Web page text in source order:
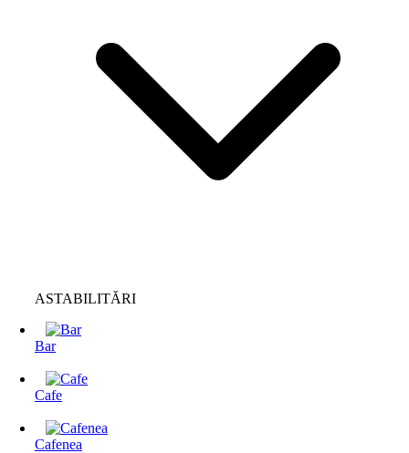
ASTABILITĂRI
Bar
Cafe
Cafenea